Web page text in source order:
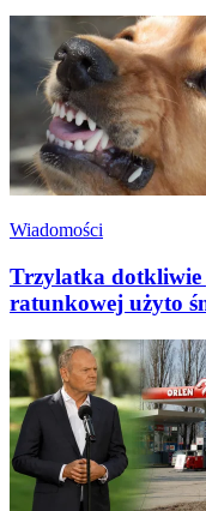
Wiadomości
Trzylatka dotkliwie
ratunkowej użyto